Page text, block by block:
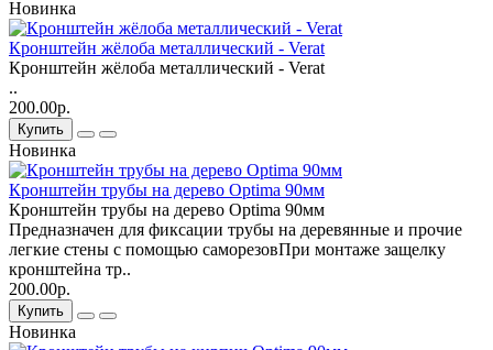
Новинка
Кронштейн жёлоба металлический - Verat
Кронштейн жёлоба металлический - Verat
..
200.00р.
Купить
Новинка
Кронштейн трубы на дерево Optima 90мм
Кронштейн трубы на дерево Optima 90мм
Предназначен для фиксации трубы на деревянные и прочие
легкие стены с помощью саморезовПри монтаже защелку
кронштейна тр..
200.00р.
Купить
Новинка